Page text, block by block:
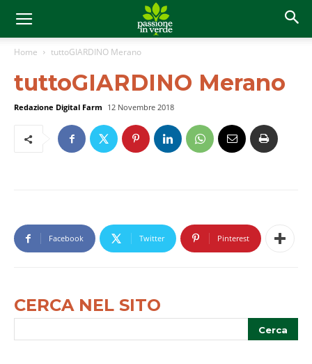
Home tuttoGIARDINO Merano
tuttoGIARDINO Merano
Redazione Digital Farm 12 Novembre 2018
Facebook Twitter Pinterest
CERCA NEL SITO